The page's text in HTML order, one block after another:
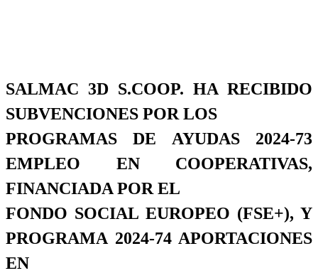
SALMAC 3D S.COOP. HA RECIBIDO
SUBVENCIONES POR LOS
PROGRAMAS DE AYUDAS 2024-73
EMPLEO EN COOPERATIVAS,
FINANCIADA POR EL
FONDO SOCIAL EUROPEO (FSE+), Y
PROGRAMA 2024-74 APORTACIONES
EN